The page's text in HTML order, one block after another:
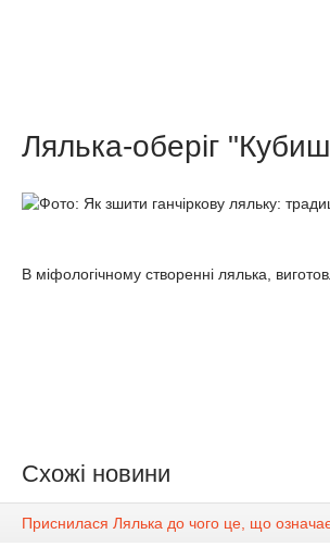
Лялька-оберіг
В міфологічному створенні лялька,
Схожі новини
Приснилася Лялька до чого це, що